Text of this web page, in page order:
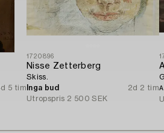
5 tim
1720896
Nisse Zetterberg
Skiss.
Inga bud
2d 2 tim
Utropspris 2 500 SEK